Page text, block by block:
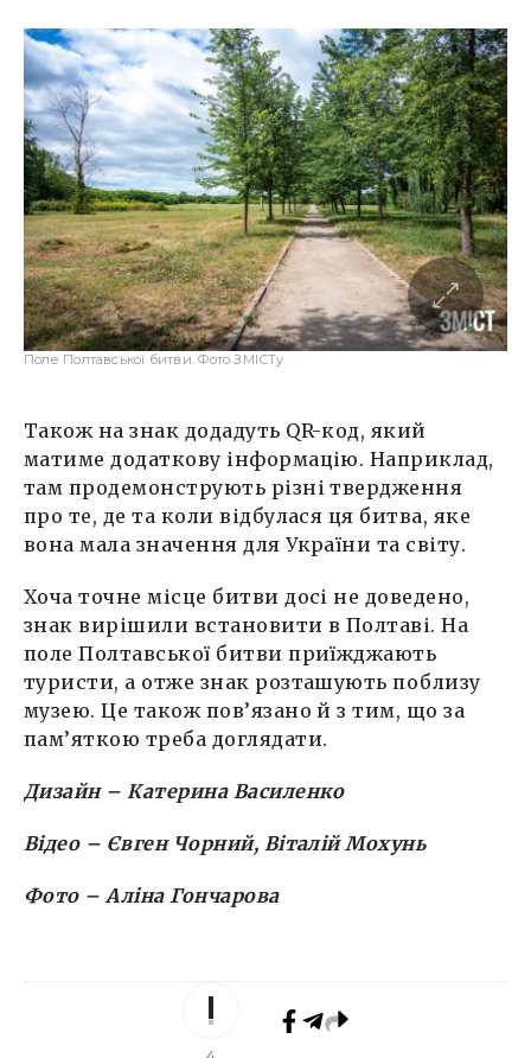
Поле Полтавської битви. Фото ЗМІСТу
Також на знак додадуть QR-код, який
матиме додаткову інформацію. Наприклад,
там продемонструють різні твердження
про те, де та коли відбулася ця битва, яке
вона мала значення для України та світу.
Хоча точне місце битви досі не доведено,
знак вирішили встановити в Полтаві. На
поле Полтавської битви приїжджають
туристи, а отже знак розташують поблизу
музею. Це також пов’язано й з тим, що за
пам’яткою треба доглядати.
Дизайн – Катерина Василенко
Відео – Євген Чорний, Віталій Мохунь
Фото – Аліна Гончарова